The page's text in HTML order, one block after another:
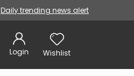
Daily trending news alert
Login Wishlist